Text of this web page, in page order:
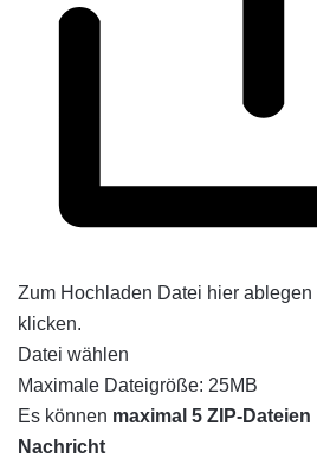
Zum Hochladen Datei hier ablegen
klicken.
Datei wählen
Maximale Dateigröße: 25MB
Es können maximal 5 ZIP-Dateien
Nachricht